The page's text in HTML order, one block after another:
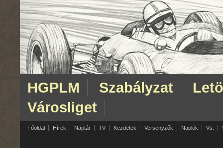
HGPLM Szabályzat
Városliget
Főoldal Hírek Naptár TV Kezdetek Versenyzők Naplók Vs.